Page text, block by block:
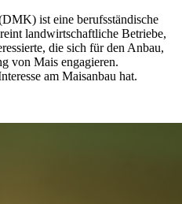
ist eine berufsständische
landwirtschaftliche Betriebe,
die sich für den Anbau,
von Mais engagieren.
am Maisanbau hat.